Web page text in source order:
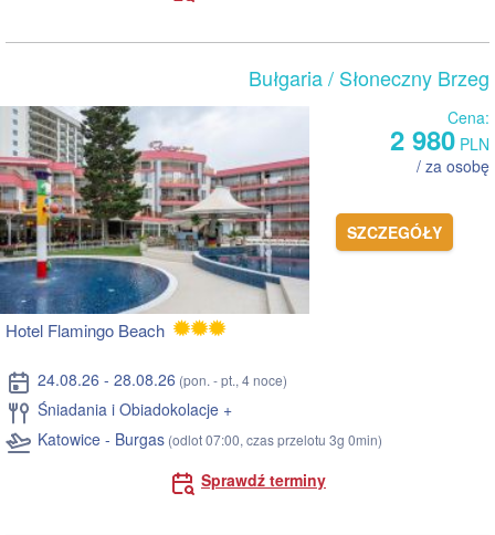
Bułgaria/ Słoneczny Brzeg
Cena:
2 980 PLN
/ za osobę
SZCZEGÓŁY
Hotel Flamingo Beach
24.08.26 - 28.08.26 (pon. - pt., 4 noce)
Śniadania i Obiadokolacje +
Katowice - Burgas (odlot 07:00, czas przelotu 3g 0min)
Sprawdź terminy